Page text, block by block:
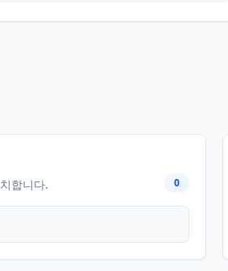
합니다. 0